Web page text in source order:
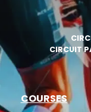
CIRCUIT
COURSES